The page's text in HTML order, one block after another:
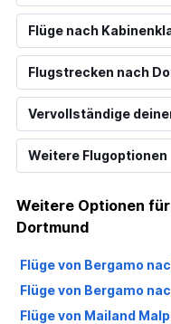
Flüge nach
Flugstrecken nach
Vervollständige
Weitere Flugoptionen
Weitere Optionen
Dortmund
Flüge von Bergamo
Flüge von Bergamo
Flüge von Mailand